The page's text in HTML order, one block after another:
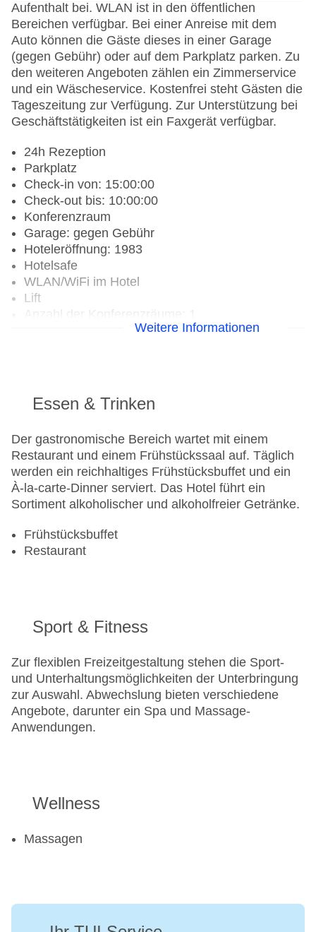
Aufenthalt bei. WLAN ist in den öffentlichen
Bereichen verfügbar. Bei einer Anreise mit dem
Auto können die Gäste dieses in einer Garage
(gegen Gebühr) oder auf dem Parkplatz parken. Zu
den weiteren Angeboten zählen ein Zimmerservice
und ein Wäscheservice. Kostenfrei steht Gästen die
Tageszeitung zur Verfügung. Zur Unterstützung bei
Geschäftstätigkeiten ist ein Faxgerät verfügbar.
24h Rezeption
Parkplatz
Check-in von: 15:00:00
Check-out bis: 10:00:00
Konferenzraum
Garage: gegen Gebühr
Hoteleröffnung: 1983
Hotelsafe
WLAN/WiFi im Hotel
Lift
Anzahl der Konferenzräume: 1
Anzahl der Aufzüge: 2
Zahlungsarten: American Express, Diners Club,
Mastercard, Visa
Weitere Informationen
Essen & Trinken
Der gastronomische Bereich wartet mit einem
Restaurant und einem Frühstückssaal auf. Täglich
werden ein reichhaltiges Frühstücksbuffet und ein
À-la-carte-Dinner serviert. Das Hotel führt ein
Sortiment alkoholischer und alkoholfreier Getränke.
Frühstücksbuffet
Restaurant
Sport & Fitness
Zur flexiblen Freizeitgestaltung stehen die Sport-
und Unterhaltungsmöglichkeiten der Unterbringung
zur Auswahl. Abwechslung bieten verschiedene
Angebote, darunter ein Spa und Massage-
Anwendungen.
Wellness
Massagen